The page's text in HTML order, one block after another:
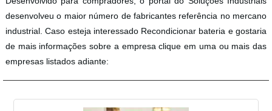
desenvolveu o maior número de fabricantes referência no mercano
industrial. Caso esteja interessado Recondicionar bateria e gostaria
de mais informações sobre a empresa clique em uma ou mais das
empresas listados adiante: